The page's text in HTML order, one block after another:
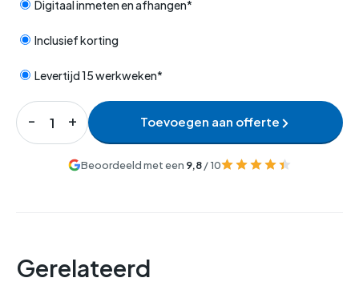
Digitaal inmeten en afhangen*
Inclusief korting
Levertijd 15 werkweken*
Toevoegen aan offerte
Beoordeeld met een 9,8/ 10
Gerelateerd